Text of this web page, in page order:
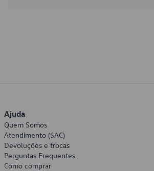
Ajuda
Quem Somos
Atendimento (SAC)
Devoluções e trocas
Perguntas Frequentes
Como comprar